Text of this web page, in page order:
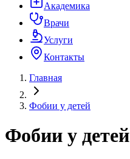
Академика
Врачи
Услуги
Контакты
Главная
Фобии у детей
Фобии у детей